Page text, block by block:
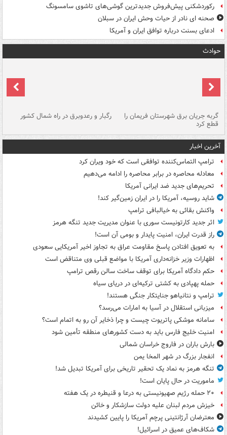
رکوردشکنی پیش‌فروش جدیدترین گوشی‌های تاشوی سامسونگ
صحنه ای نادر از حیات وحش ایران در سبلان
ادعای بسنت درباره توافق ایران و آمریکا
حوادث
گربه جریان برق شهرستان فریمان را
قطع کرد
رگبار و رعدوبرق در راه شمال کشور
آخرین اخبار
ترامپ التماس‌کننده توافقی است که خود ویران کرد
معادله محاصره در برابر محاصره را ادامه می‌دهیم
تحریم‌های جدید ضد ایرانی آمریکا
شاید روسیه، آمریکا را در ایران زمین‌گیر کند!
واکنش بقائی به خیالبافی ترامپ
اثر جدید کارتونیست سوری با عنوان مدیریت جدید تنگه هرمز
راز قدرت ایران، امنیت پایدار و بومی آن است!
به تعویق افتادن پاسخ مقاومت عراق به تجاوز اخیر آمریکایی سعودی
اظهارات وزیر خزانه‌داری آمریکا با مواضع قبلی وی متناقض است
حکم دادگاه آمریکا برای توقف ساخت سالن رقص ترامپ
حمله پهپادی به کشتی ترکیه‌ای در دریای سیاه
ترامپ و نتانیاهو جنایتکار جنگی هستند!
میزبانی استقلال در آسیا به امارات می‌رسد؟
سامانه موشکی پاتریوت چیست و چرا ذخایر آن رو به اتمام است؟
امنیت خلیج فارس باید به دست کشورهای منطقه تأمین شود
بارش باران در فاروج خراسان شمالی
انفجار بزرگ در شهر المخا یمن
تنگه هرمز به نماد یک تحقیر تاریخی برای آمریکا تبدیل شد!
ماموریت در حال پایان است!
۲۰ حمله رژیم صهیونیستی به درعا و قنیطره در یک هفته
خیزش مردم لبنان علیه دولت سازشکار و خائن
معترضان آرژانتینی پرچم آمریکا را پایین کشیدند
شکاف‌های عمیق در اسرائیل!